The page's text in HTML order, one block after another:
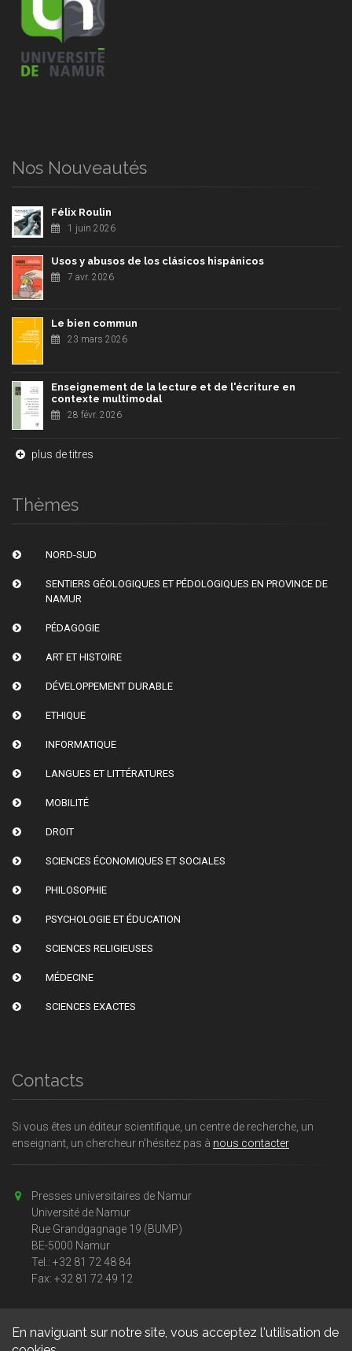
En naviguant sur notre site, vous acceptez l'utilisation de
Nos Nouveautés
Félix Roulin
1 juin 2026
Usos y abusos de los clásicos hispánicos
7 avr. 2026
Le bien commun
23 mars 2026
Enseignement de la lecture et de l'écriture en
contexte multimodal
28 févr. 2026
plus de titres
Thèmes
NORD-SUD
SENTIERS GÉOLOGIQUES ET PÉDOLOGIQUES EN PROVINCE DE
NAMUR
PÉDAGOGIE
ART ET HISTOIRE
DÉVELOPPEMENT DURABLE
ETHIQUE
INFORMATIQUE
LANGUES ET LITTÉRATURES
MOBILITÉ
DROIT
SCIENCES ÉCONOMIQUES ET SOCIALES
PHILOSOPHIE
PSYCHOLOGIE ET ÉDUCATION
SCIENCES RELIGIEUSES
MÉDECINE
SCIENCES EXACTES
Contacts
Si vous êtes un éditeur scientifique, un centre de recherche, un
enseignant, un chercheur n'hésitez pas à nous contacter
Presses universitaires de Namur
Université de Namur
Rue Grandgagnage 19 (BUMP)
BE-5000 Namur
Tel.: +32 81 72 48 84
Fax: +32 81 72 49 12